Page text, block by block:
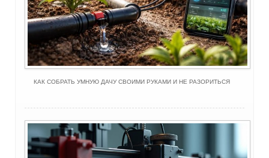
КАК СОБРАТЬ УМНУЮ ДАЧУ СВОИМИ РУКАМИ И НЕ РАЗОРИТЬСЯ